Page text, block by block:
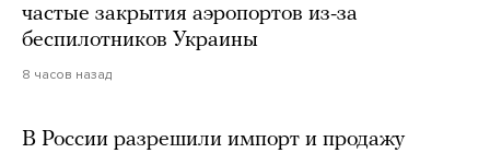
частые закрытия аэропортов из-за
беспилотников Украины
8 часов назад
В России разрешили импорт и продажу